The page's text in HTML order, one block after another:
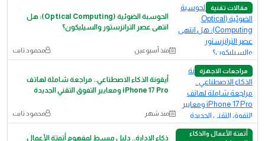
مقالات تقنية
الحوسبة الضوئية (Optical Computing): هل
انتهى عصر الترانزستور والسيليكون؟
منذ أسبوعين محمود ثابت
مراجعات الاجهزة
أيقونة الذكاء الاصطناعي.. مراجعة شاملة لهاتف
iPhone 17 Pro ومعايير التفوق التقني الجديدة
منذ شهر محمود ثابت
أتمتة الأعمال والذكاء
ذكاء الإدارة.. دليل مبسط لمفهوم أتمتة الأعمال